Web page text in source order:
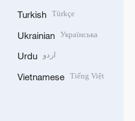
Turkish Türkçe
Ukrainian Українська
Urdu اردو
Vietnamese Tiếng Việt